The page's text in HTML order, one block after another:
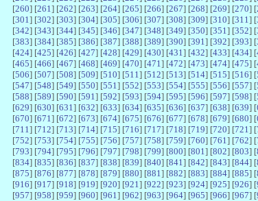
[260] [261 ] [262] [263] [264] [265] [266] [267] [268] [269] [270] [
[301 ] [302] [303] [304] [305] [306] [307] [308] [309] [310] [311 ] [
[342] [343] [344] [345] [346] [347] [348] [349] [350] [351 ] [352] [
[383] [384] [385] [386] [387] [388] [389] [390] [391 ] [392] [393] [
[424] [425] [426] [427] [428] [429] [430] [431 ] [432] [433] [434] [
[465] [466] [467] [468] [469] [470] [471 ] [472] [473] [474] [475] [
[506] [507] [508] [509] [510] [511 ] [512] [513] [514] [515] [516] [
[547] [548] [549] [550] [551 ] [552] [553] [554] [555] [556] [557] [
[588] [589] [590] [591 ] [592] [593] [594] [595] [596] [597] [598] [
[629] [630] [631 ] [632] [633] [634] [635] [636] [637] [638] [639] [
[670] [671 ] [672] [673] [674] [675] [676] [677] [678] [679] [680] [
[711 ] [712] [713] [714] [715] [716] [717] [718] [719] [720] [721 ] [
[752] [753] [754] [755] [756] [757] [758] [759] [760] [761 ] [762] [
[793] [794] [795] [796] [797] [798] [799] [800] [801 ] [802] [803] [
[834] [835] [836] [837] [838] [839] [840] [841 ] [842] [843] [844] [
[875] [876] [877] [878] [879] [880] [881 ] [882] [883] [884] [885] [
[916] [917] [918] [919] [920] [921 ] [922] [923] [924] [925] [926] [
[957] [958] [959] [960] [961 ] [962] [963] [964] [965] [966] [967] [